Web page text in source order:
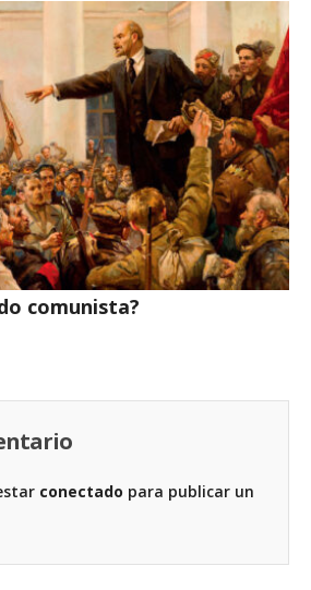
comunista?
conectado para publicar un